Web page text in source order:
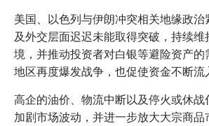
美国、以色列与伊朗冲突相关地缘政
及外交层面迟迟未能取得突破，持续
境，并推动投资者对白银等避险资产
地区再度爆发战争，也促使资金不断流
高企的油价、物流中断以及停火或休战
加剧市场波动，并进一步放大大宗商